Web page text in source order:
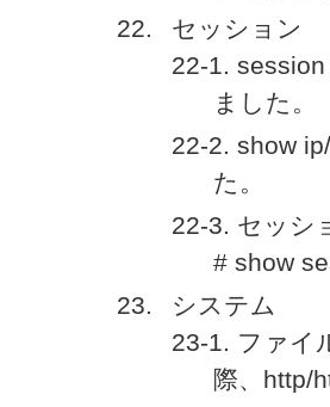
セッション
22-1.
ました。
22-2. show
た。
22-3. セッシ
# show
システム
23-1. ファイ
際、http/